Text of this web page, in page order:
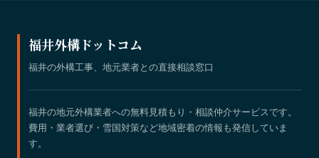
福井外構ドットコム
福井の外構工事、地元業者との直接相談窓口
福井の地元外構業者への無料見積もり・相談仲介サービスです。
費用・業者選び・雪国対策など地域密着の情報も発信していま
す。